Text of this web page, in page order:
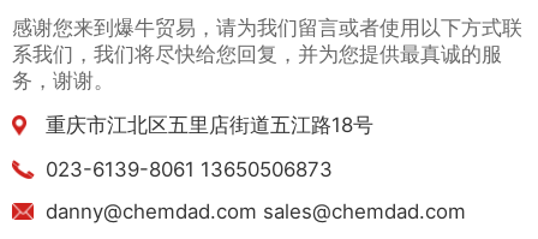
感谢您来到爆牛贸易，请为我们留言或者使用以下方式联
系我们，我们将尽快给您回复，并为您提供最真诚的服
务，谢谢。
重庆市江北区五里店街道五江路18号
023-6139-8061 13650506873
danny@chemdad.com sales@chemdad.com